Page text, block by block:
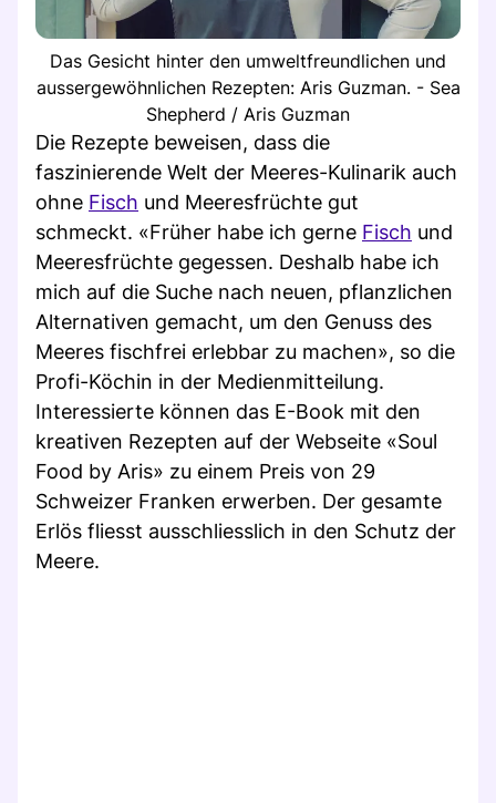
Das Gesicht hinter den umweltfreundlichen und
aussergewöhnlichen Rezepten: Aris Guzman. - Sea
Shepherd / Aris Guzman
Die Rezepte beweisen, dass die
faszinierende Welt der Meeres-Kulinarik auch
ohne Fisch und Meeresfrüchte gut
schmeckt. «Früher habe ich gerne Fisch und
Meeresfrüchte gegessen. Deshalb habe ich
mich auf die Suche nach neuen, pflanzlichen
Alternativen gemacht, um den Genuss des
Meeres fischfrei erlebbar zu machen», so die
Profi-Köchin in der Medienmitteilung.
Interessierte können das E-Book mit den
kreativen Rezepten auf der Webseite «Soul
Food by Aris» zu einem Preis von 29
Schweizer Franken erwerben. Der gesamte
Erlös fliesst ausschliesslich in den Schutz der
Meere.